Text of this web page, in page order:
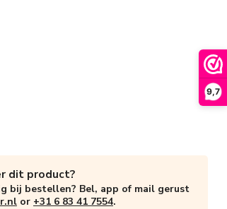
9,7
dit product?
bij bestellen? Bel, app of mail gerust
or +31 6 83 41 7554.